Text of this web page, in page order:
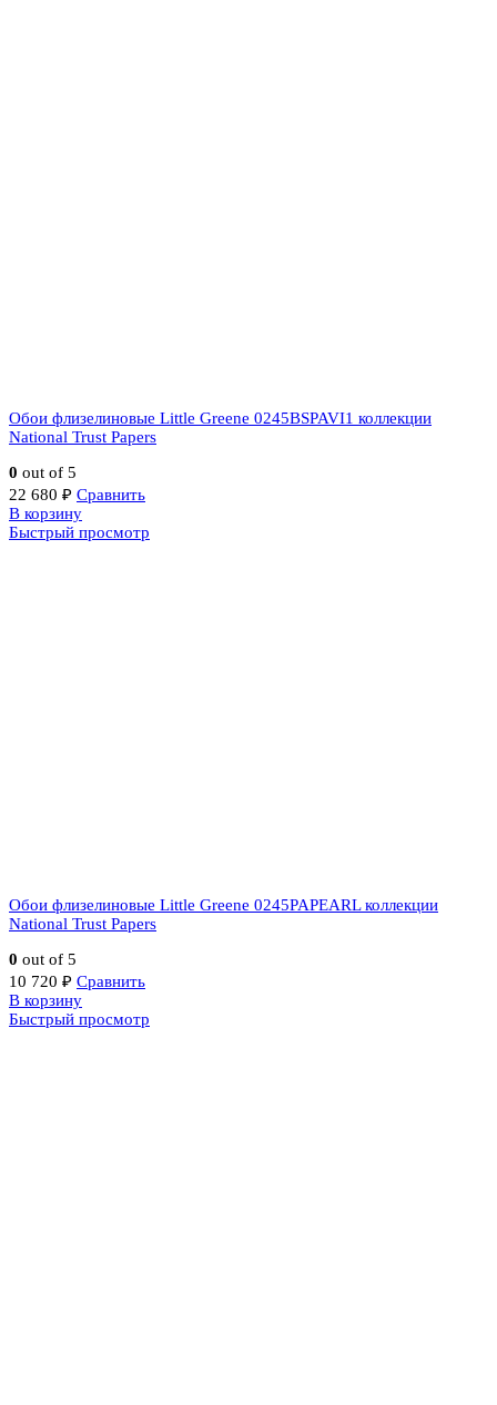
Обои флизелиновые Little Greene 0245BSPAVI1 коллекции
National Trust Papers
0 out of 5
22 680 ₽ Сравнить
В корзину
Быстрый просмотр
Обои флизелиновые Little Greene 0245PAPEARL коллекции
National Trust Papers
0 out of 5
10 720 ₽ Сравнить
В корзину
Быстрый просмотр